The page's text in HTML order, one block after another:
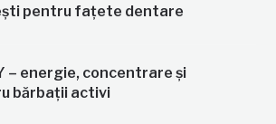
pentru fațete dentare
– energie, concentrare și
bărbații activi